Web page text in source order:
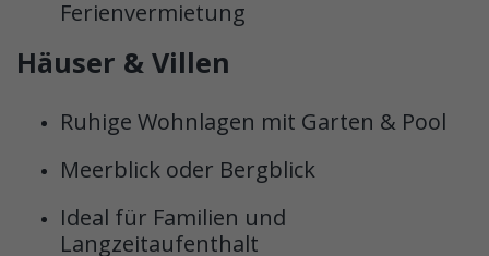
Ferienvermietung
Häuser & Villen
Ruhige Wohnlagen mit Garten & Pool
Meerblick oder Bergblick
Ideal für Familien und
Langzeitaufenthalt